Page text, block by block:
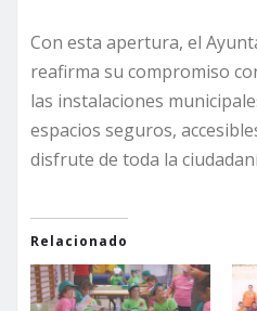
Con esta apertura, el
reafirma su compromiso
las instalaciones
espacios seguros,
disfrute de toda la
Relacionado